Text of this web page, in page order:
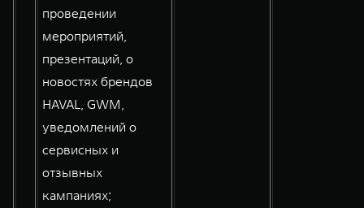
проведении
мероприятий,
презентаций, о
новостях брендов
HAVAL, GWM,
уведомлений о
сервисных и
отзывных
кампаниях;